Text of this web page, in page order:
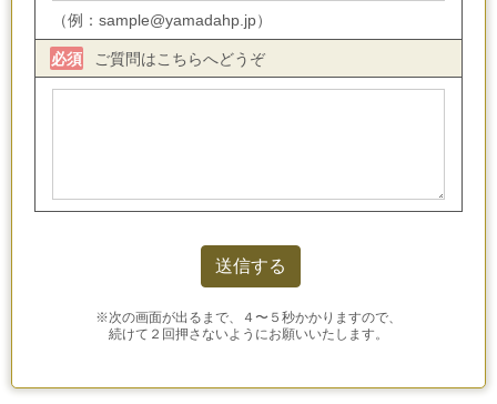
（例：sample@yamadahp.jp）
ご質問はこちらへどうぞ
必須
※次の画面が出るまで、４〜５秒かかりますので、
続けて２回押さないようにお願いいたします。